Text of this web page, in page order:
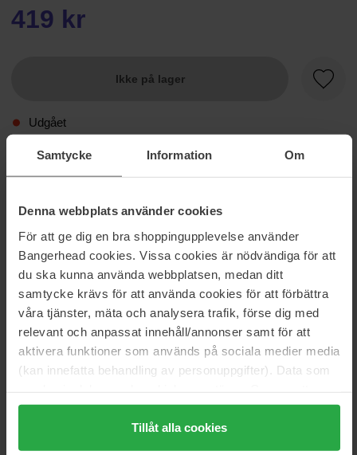
Samtycke Information Om
Denna webbplats använder cookies
För att ge dig en bra shoppingupplevelse använder
Bangerhead cookies. Vissa cookies är nödvändiga för att
du ska kunna använda webbplatsen, medan ditt
samtycke krävs för att använda cookies för att förbättra
våra tjänster, mäta och analysera trafik, förse dig med
relevant och anpassat innehåll/annonser samt för att
aktivera funktioner som används på sociala medier media
(kan innefatta behandling av personuppgifter). Data som
trycka på "Tillåt alla cookies" accepterar du alla cookies,
medan du under "Detaljer" kan anpassa användningen av
cookies. Du kan när som helst återkalla ditt samtycke.
Tillåt alla cookies
419 kr
Ikke på lager
Udgået
Fri fragt over 299 kr
Størrelse: 1 pcs
Varenummer: 113758
Kategorier:
Solbriller
Pilferer Sunglasses